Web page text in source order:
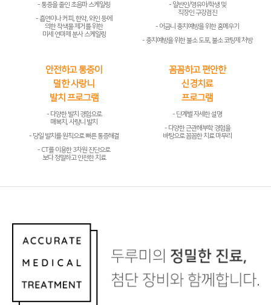
- 통증을 줄인 초음파 스케일링
- 흡연이나 커피, 한약, 와인 등에
의한 착색물 제거를 위한
미세 연마제 분사 스케일링
- 일반인/영유아/학생 및
직장인 구강검진
- 어금니 충치예방을 위한 홈메우기
- 충치예방을 위한 불소 도포, 불소 코팅제 처방
안전하고 통증이
덜한 사랑니
발치 프로그램
- 다양한 발치 경험으로
매복치, 사랑니 발치
- 당일 발치를 원칙으로 빠른 통증해결
- CT를 이용한 3차원 진단으로
보다 정밀하고 안전한 치료
꼼꼼하고 편안한
신경치료
프로그램
- 단계별 자세한 설명
- 다양한 근관해부학 경험을
바탕으로 꼼꼼한 치료 마무리